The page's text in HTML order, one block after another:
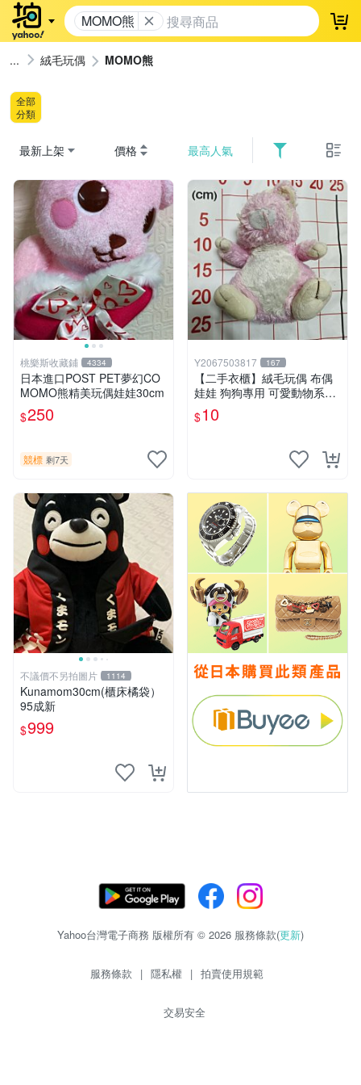
MOMO熊 登
絨毛玩偶 MOMO熊
全部
分類
最新上架 價格 最高人氣
桃樂斯收藏鋪 4334
日本進口POST PET夢幻CO
MOMO熊精美玩偶娃娃30cm
$250
競標 剩7天
Y2067503817 167
【二手衣櫃】絨毛玩偶 布偶
娃娃 狗狗專用 可愛動物系列
耐咬耐磨玩具 玩偶 粉紅熊寵
物玩具 1120929
$10
不議價不另拍圖片 1114
Kunamom30cm(櫃床橘袋）
95成新
$999
Yahoo台灣電子商務 版權所有 © 2026 服務條款(更新)
服務條款 | 隱私權 | 拍賣使用規範
交易安全